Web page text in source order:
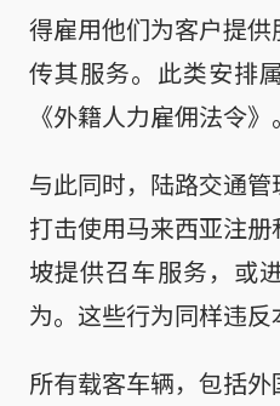
得雇用他们为客户提
传其服务。此类安排
《外籍人力雇佣法令》。
与此同时，陆路交通管
打击使用马来西亚注
坡提供召车服务，或
为。这些行为同样违反
所有载客车辆，包括